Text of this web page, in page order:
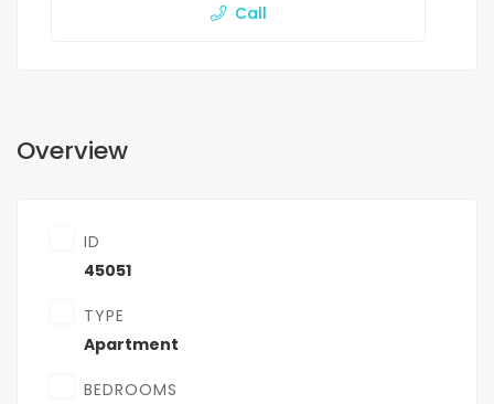
Call
Overview
ID
45051
TYPE
Apartment
BEDROOMS